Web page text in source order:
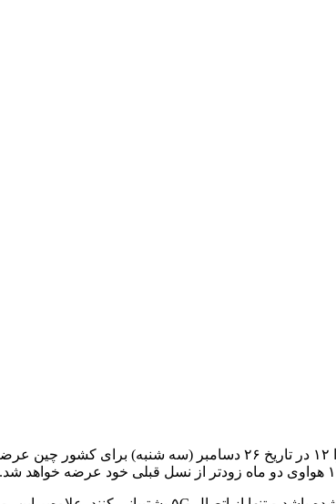
البته این‌ها تنها حدس و گمان هستند؛ گفتنی است که سری نوا